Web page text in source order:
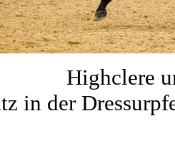
Highclere
in der